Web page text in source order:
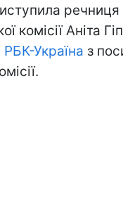
речниця
комісії Аніта
РБК-Україна з